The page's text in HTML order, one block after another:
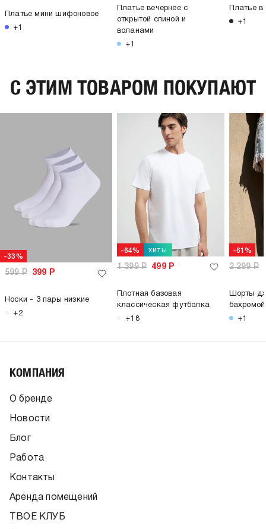
Платье мини шифоновое
+1
Платье вечернее с
открытой спиной и
воланами
+1
Платье
+1
C ЭТИМ ТОВАРОМ ПОКУПАЮТ
-33%
599Р 399 Р
Носки - 3 пары низкие
+2
-64% хиты
1 399Р 499Р
Плотная базовая
классическая футболка
+18
-61%
2 299Р
Шорты
бахромой
+1
КОМПАНИЯ
О бренде
Новости
Блог
Работа
Контакты
Аренда помещений
ТВОЕ КЛУБ